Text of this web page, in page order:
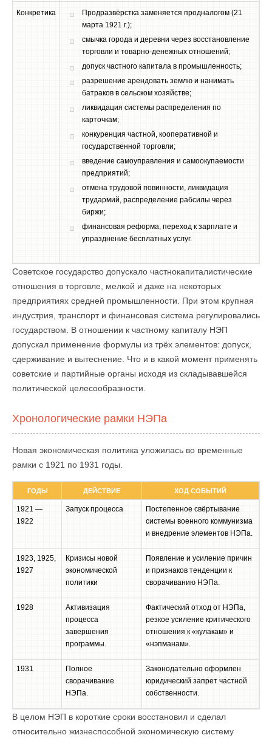
Конкретика
Продразвёрстка заменяется продналогом (21
марта 1921 г.);
смычка города и деревни через восстановление
торговли и товарно-денежных отношений;
допуск частного капитала в промышленность;
разрешение арендовать землю и нанимать
батраков в сельском хозяйстве;
ликвидация системы распределения по
карточкам;
конкуренция частной, кооперативной и
государственной торговли;
введение самоуправления и самоокупаемости
предприятий;
отмена трудовой повинности, ликвидация
трудармий, распределение рабсилы через
биржи;
финансовая реформа, переход к зарплате и
упразднение бесплатных услуг.
Советское государство допускало частнокапиталистические
отношения в торговле, мелкой и даже на некоторых
предприятиях средней промышленности. При этом крупная
индустрия, транспорт и финансовая система регулировались
государством. В отношении к частному капиталу НЭП
допускал применение формулы из трёх элементов: допуск,
сдерживание и вытеснение. Что и в какой момент применять
советские и партийные органы исходя из складывавшейся
политической целесообразности.
Хронологические рамки НЭПа
Новая экономическая политика уложилась во временные
рамки с 1921 по 1931 годы.
ГОДЫ ДЕЙСТВИЕ ХОД СОБЫТИЙ
1921 —
1922
Запуск процесса
Постепенное свёртывание
системы военного коммунизма
и внедрение элементов НЭПа.
1923, 1925,
1927
Кризисы новой
экономической
политики
Появление и усиление причин
и признаков тенденции к
сворачиванию НЭПа.
1928
Активизация
процесса
завершения
программы.
Фактический отход от НЭПа,
резкое усиление критического
отношения к «кулакам» и
«нэпманам».
1931
Полное
сворачивание
НЭПа.
Законодательно оформлен
юридический запрет частной
собственности.
В целом НЭП в короткие сроки восстановил и сделал
относительно жизнеспособной экономическую систему